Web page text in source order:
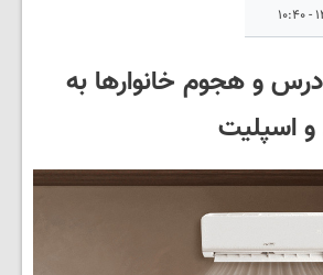
و هجوم خانوارها به
و اسپلیت